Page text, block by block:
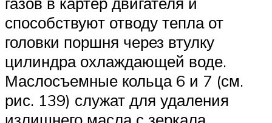
способствуют отводу тепла от
головки поршня через втулку
цилиндра охлаждающей воде.
Маслосъемные кольца 6 и 7 (см.
рис. 139) служат для удаления
излишнего масла с зеркала